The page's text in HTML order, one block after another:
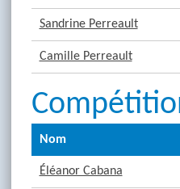
Sandrine Perreault
Camille Perreault
Nom
Éléanor Cabana